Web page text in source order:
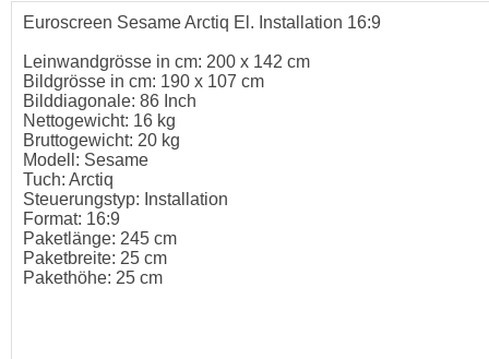
Euroscreen Sesame Arctiq El. Installation 16:9
Leinwandgrösse in cm: 200 x 142 cm
Bildgrösse in cm: 190 x 107 cm
Bilddiagonale: 86 Inch
Nettogewicht: 16 kg
Bruttogewicht: 20 kg
Modell: Sesame
Tuch: Arctiq
Steuerungstyp: Installation
Format: 16:9
Paketlänge: 245 cm
Paketbreite: 25 cm
Pakethöhe: 25 cm